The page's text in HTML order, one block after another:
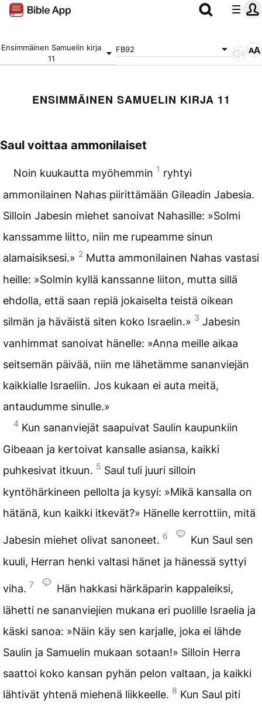
Ensimmäinen Samuelin kirja
11
FB92
ENSIMMÄINEN SAMUELIN KIRJA 11
Saul voittaa ammonilaiset
Noin kuukautta myöhemmin 1 ryhtyi
ammonilainen Nahas piirittämään Gileadin Jabesia.
Silloin Jabesin miehet sanoivat Nahasille: »Solmi
kanssamme liitto, niin me rupeamme sinun
alamaisiksesi.» 2 Mutta ammonilainen Nahas vastasi
heille: »Solmin kyllä kanssanne liiton, mutta sillä
ehdolla, että saan repiä jokaiselta teistä oikean
silmän ja häväistä siten koko Israelin.» 3 Jabesin
vanhimmat sanoivat hänelle: »Anna meille aikaa
seitsemän päivää, niin me lähetämme sananviejän
kaikkialle Israeliin. Jos kukaan ei auta meitä,
antaudumme sinulle.»
4 Kun sananviejät saapuivat Saulin kaupunkiin
Gibeaan ja kertoivat kansalle asiansa, kaikki
puhkesivat itkuun. 5 Saul tuli juuri silloin
kyntöhärkineen pellolta ja kysyi: »Mikä kansalla on
hätänä, kun kaikki itkevät?» Hänelle kerrottiin, mitä
Jabesin miehet olivat sanoneet. 6
Kun Saul sen
kuuli, Herran henki valtasi hänet ja hänessä syttyi
viha. 7
Hän hakkasi härkäparin kappaleiksi,
lähetti ne sananviejien mukana eri puolille Israelia ja
käski sanoa: »Näin käy sen karjalle, joka ei lähde
Saulin ja Samuelin mukaan sotaan!» Silloin Herra
saattoi koko kansan pyhän pelon valtaan, ja kaikki
lähtivät yhtenä miehenä liikkeelle. 8 Kun Saul piti